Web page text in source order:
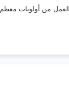
العمل من أولويات معظم